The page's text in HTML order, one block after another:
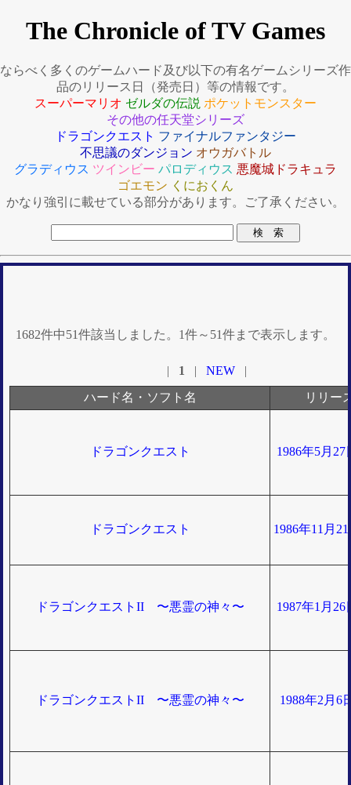
The Chronicle of TV Games
ならべく多くのゲームハード及び以下の有名ゲームシリーズ作
品のリリース日（発売日）等の情報です。
スーパーマリオ ゼルダの伝説 ポケットモンスター
その他の任天堂シリーズ
ドラゴンクエスト ファイナルファンタジー
不思議のダンジョン オウガバトル
グラディウス ツインビー パロディウス 悪魔城ドラキュラ
ゴエモン くにおくん
かなり強引に載せている部分があります。ご了承ください。
1682件中51件該当しました。1件～51件まで表示します。
| 1 | NEW
|
ハード名・ソフト名
リリー
ドラゴンクエスト 1986年5月27
ドラゴンクエスト 1986年11月
ドラゴンクエストII 〜悪霊の神々〜 1987年1月26
ドラゴンクエストII 〜悪霊の神々〜 1988年2月6